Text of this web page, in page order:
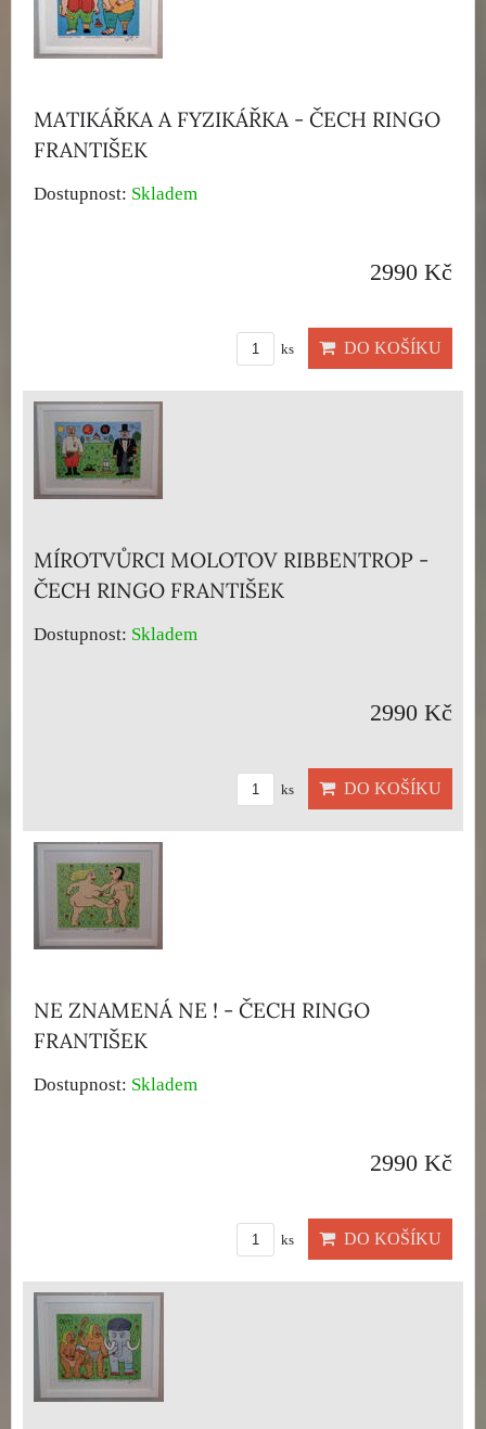
MATIKÁŘKA A FYZIKÁŘKA - ČECH RINGO
FRANTIŠEK
Dostupnost: Skladem
2990 Kč
ks DO KOŠÍKU
MÍROTVŮRCI MOLOTOV RIBBENTROP -
ČECH RINGO FRANTIŠEK
Dostupnost: Skladem
2990 Kč
ks DO KOŠÍKU
NE ZNAMENÁ NE ! - ČECH RINGO
FRANTIŠEK
Dostupnost: Skladem
2990 Kč
ks DO KOŠÍKU